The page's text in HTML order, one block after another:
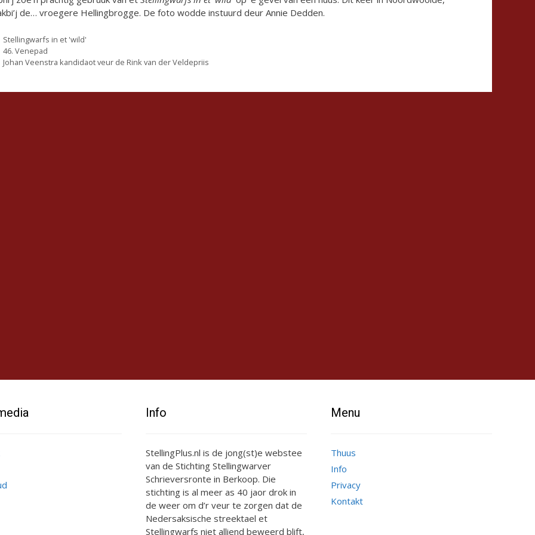
de… vroegere Hellingbrogge. De foto wodde instuurd deur Annie Dedden.
Categorieën
Stellingwarfs in et 'wild'
46. Venepad
Johan Veenstra kandidaot veur de Rink van der Veldepriis
Info
StellingPlus.nl is de jong(st)e webstee
van de Stichting Stellingwarver
Schrieversronte in Berkoop. Die
stichting is al meer as 40 jaor drok in
de weer om d’r veur te zorgen dat de
Nedersaksische streektael et
Stellingwarfs niet alliend beweerd blift,
Menu
Thuus
Info
Privacy
Kontakt